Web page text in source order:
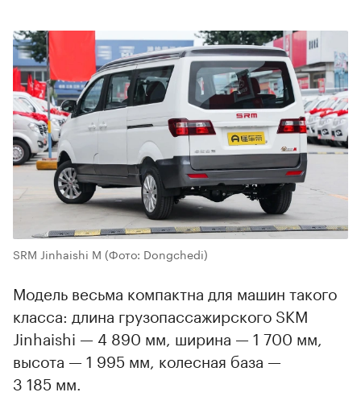
SRM Jinhaishi M (Фото: Dongchedi)
Модель весьма компактна для машин такого
класса: длина грузопассажирского SKM
Jinhaishi — 4 890 мм, ширина — 1 700 мм,
высота — 1 995 мм, колесная база —
3 185 мм.